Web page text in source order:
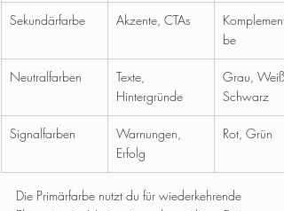
Sekundärfarbe Akzente, CTAs
be
Neutralfarben
Texte,
Hintergründe
Grau, Weiß,
Schwarz
Signalfarben
Warnungen,
Erfolg
Rot, Grün
Die Primärfarbe nutzt du für wiederkehrende